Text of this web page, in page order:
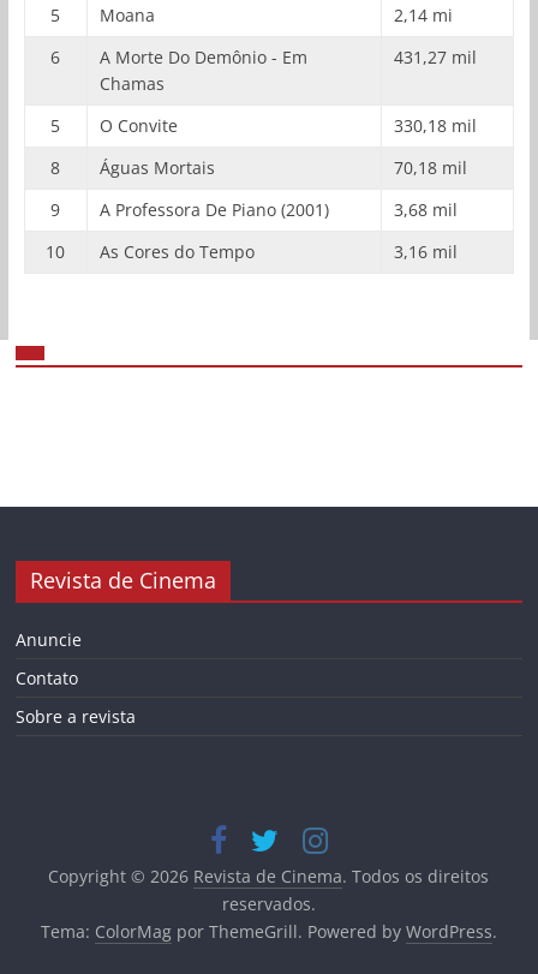
5
Moana
2,14 mi
6
A Morte Do Demônio - Em
Chamas
431,27 mil
5 O Convite
330,18 mil
8
Águas Mortais
70,18 mil
9
A Professora De Piano (2001)
3,68 mil
10
As Cores do Tempo 3,16 mil
Revista de Cinema
Anuncie
Contato
Sobre a revista
Copyright © 2026 Revista de Cinema. Todos os direitos
reservados.
Tema: ColorMagpor ThemeGrill. Powered by WordPress.